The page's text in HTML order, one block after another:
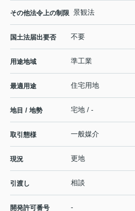
その他法令上の制限 景観法
国土法届出要否 不要
用途地域 準工業
最適用途 住宅用地
地目 / 地勢 宅地 / -
取引態様 一般媒介
現況 更地
引渡し 相談
開発許可番号 -